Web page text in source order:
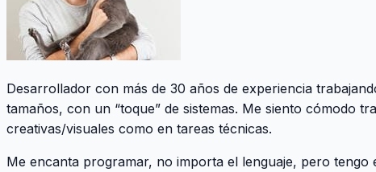
Desarrollador con más de 30 años de experiencia
tamaños, con un “toque” de sistemas. Me siento cómodo
creativas/visuales como en tareas técnicas.
Me encanta programar, no importa el lenguaje, pero tengo